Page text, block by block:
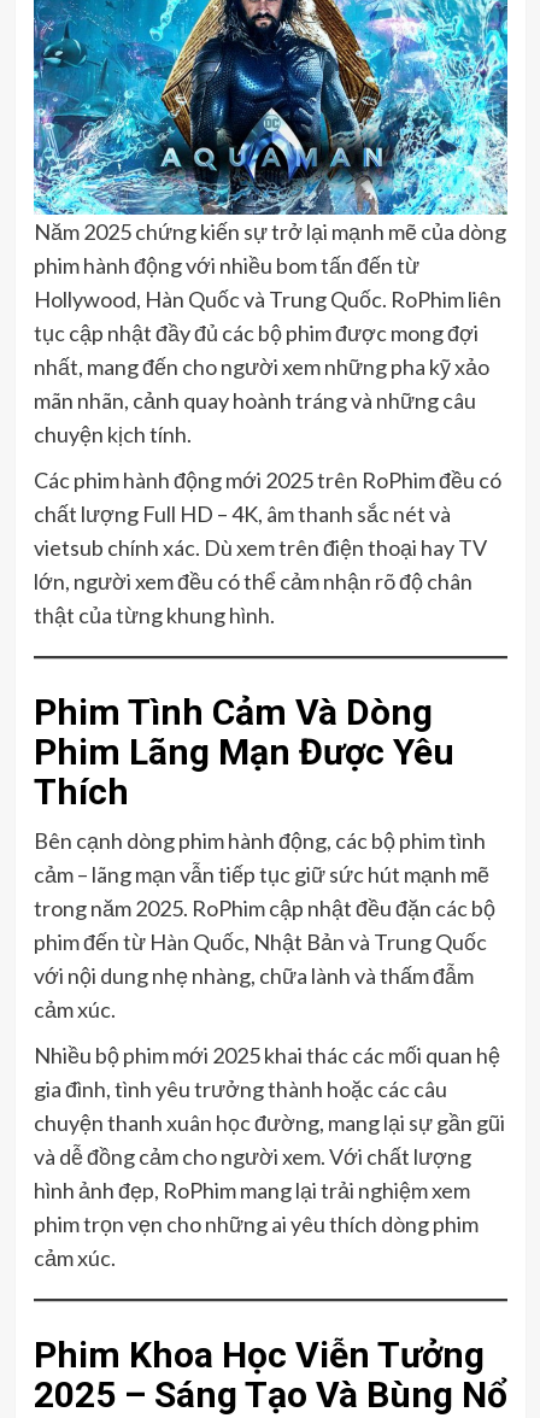
Năm 2025 chứng kiến sự trở lại mạnh mẽ của dòng
phim hành động với nhiều bom tấn đến từ
Hollywood, Hàn Quốc và Trung Quốc. RoPhim liên
tục cập nhật đầy đủ các bộ phim được mong đợi
nhất, mang đến cho người xem những pha kỹ xảo
mãn nhãn, cảnh quay hoành tráng và những câu
chuyện kịch tính.
Các phim hành động mới 2025 trên RoPhim đều có
chất lượng Full HD – 4K, âm thanh sắc nét và
vietsub chính xác. Dù xem trên điện thoại hay TV
lớn, người xem đều có thể cảm nhận rõ độ chân
thật của từng khung hình.
Phim Tình Cảm Và Dòng
Phim Lãng Mạn Được Yêu
Thích
Bên cạnh dòng phim hành động, các bộ phim tình
cảm – lãng mạn vẫn tiếp tục giữ sức hút mạnh mẽ
trong năm 2025. RoPhim cập nhật đều đặn các bộ
phim đến từ Hàn Quốc, Nhật Bản và Trung Quốc
với nội dung nhẹ nhàng, chữa lành và thấm đẫm
cảm xúc.
Nhiều bộ phim mới 2025 khai thác các mối quan hệ
gia đình, tình yêu trưởng thành hoặc các câu
chuyện thanh xuân học đường, mang lại sự gần gũi
và dễ đồng cảm cho người xem. Với chất lượng
hình ảnh đẹp, RoPhim mang lại trải nghiệm xem
phim trọn vẹn cho những ai yêu thích dòng phim
cảm xúc.
Phim Khoa Học Viễn Tưởng
2025 – Sáng Tạo Và Bùng Nổ